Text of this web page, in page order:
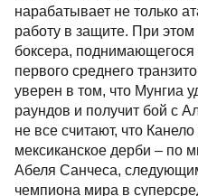
нарабатывает не только
работу в защите. При этом
боксера, поднимающегося
первого среднего
уверен в том, что Мунгиа
раундов и получит бой с
не все считают, что
мексиканское дерби – по
Абеля Санчеса,
чемпиона мира в